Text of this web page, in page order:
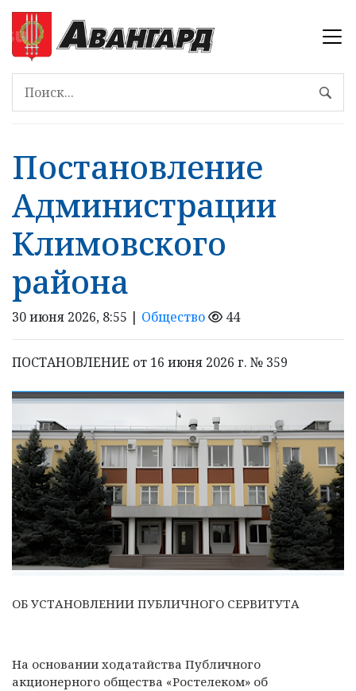
Постановление
Администрации
Климовского
района
30 июня 2026, 8:55 | Общество 44
ПОСТАНОВЛЕНИЕ от 16 июня 2026 г. № 359
ОБ УСТАНОВЛЕНИИ ПУБЛИЧНОГО СЕРВИТУТА
На основании ходатайства Публичного
акционерного общества «Ростелеком» об